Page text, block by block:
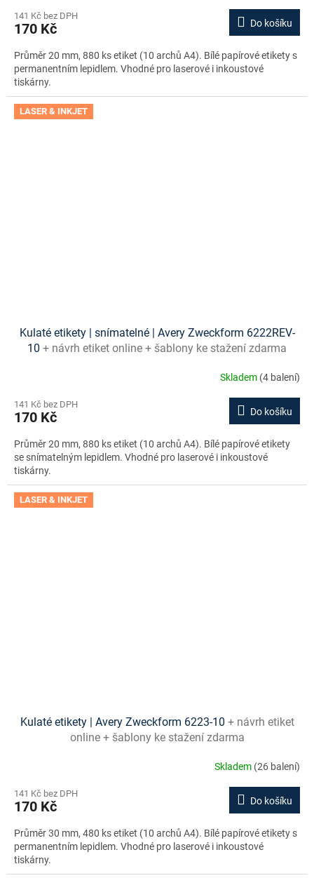
141 Kč bez DPH
170 Kč Do košíku
Průměr 20 mm, 880 ks etiket (10 archů A4). Bílé papírové etikety s
permanentním lepidlem. Vhodné pro laserové i inkoustové
tiskárny.
LASER & INKJET
Kulaté etikety | snímatelné | Avery Zweckform 6222REV-
10 + návrh etiket online + šablony ke stažení zdarma
Skladem (4 balení)
141 Kč bez DPH
170 Kč Do košíku
Průměr 20 mm, 880 ks etiket (10 archů A4). Bílé papírové etikety
se snímatelným lepidlem. Vhodné pro laserové i inkoustové
tiskárny.
LASER & INKJET
Kulaté etikety | Avery Zweckform 6223-10 + návrh etiket
online + šablony ke stažení zdarma
Skladem (26 balení)
141 Kč bez DPH
170 Kč Do košíku
Průměr 30 mm, 480 ks etiket (10 archů A4). Bílé papírové etikety s
permanentním lepidlem. Vhodné pro laserové i inkoustové
tiskárny.